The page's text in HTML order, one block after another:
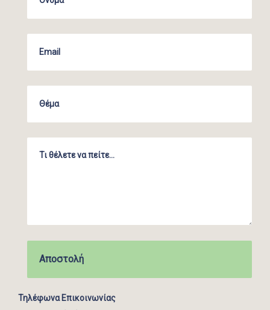
Τηλέφωνα Επικοινωνίας